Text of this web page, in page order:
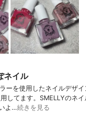
ネイル
ーを使用したネイルデザ
してます。SMELLYのネ
よ…続きを見る